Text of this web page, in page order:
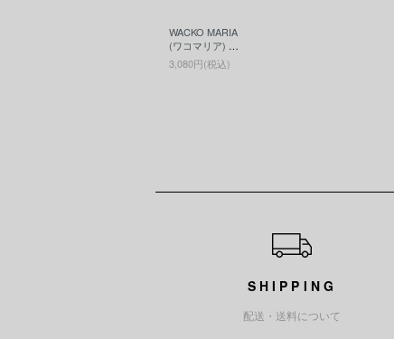
WACKO MARIA
(ワコマリア) M
UG (マグ) WHI
TE
3,080円(税込)
SHIPPING
配送・送料について